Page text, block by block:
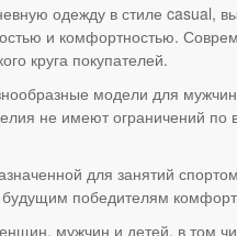
одежду в стиле casual,
и комфортностью.
круга покупателей.
модели для
не имеют ограничений по
для занятий
победителям
мужчин и детей, в том